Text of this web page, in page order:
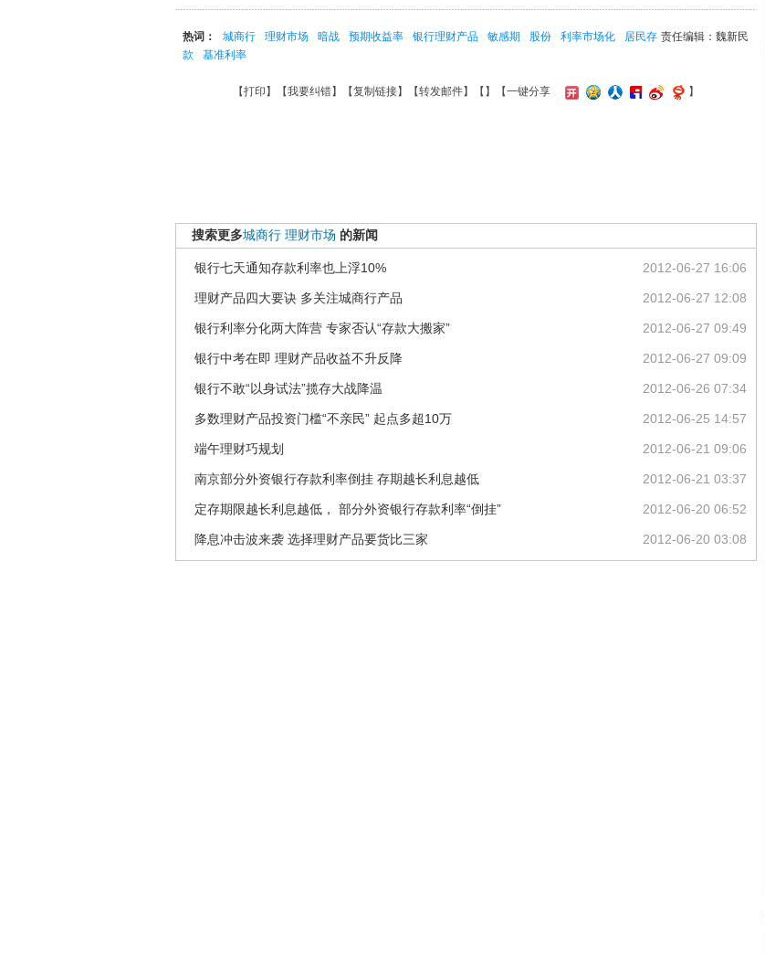
责任编辑：魏新民
热词： 城商行 理财市场 暗战 预期收益率 银行理财产品 敏感期 股份 利率市场化
居民存
款
基准利率
【打印 】【我要纠错】【复制链接】【转发邮件】【 】 【一键分享 】
搜索更多城商行 理财市场 的新闻
2012-06-27 16:06
银行七天通知存款利率也上浮10%
2012-06-27 12:08
理财产品四大要诀 多关注城商行产品
2012-06-27 09:49
银行利率分化两大阵营 专家否认“存款大搬家”
2012-06-27 09:09
银行中考在即 理财产品收益不升反降
2012-06-26 07:34
银行不敢“以身试法”揽存大战降温
2012-06-25 14:57
多数理财产品投资门槛“不亲民” 起点多超10万
2012-06-21 09:06
端午理财巧规划
2012-06-21 03:37
南京部分外资银行存款利率倒挂 存期越长利息越低
2012-06-20 06:52
定存期限越长利息越低， 部分外资银行存款利率“倒挂”
2012-06-20 03:08
降息冲击波来袭 选择理财产品要货比三家